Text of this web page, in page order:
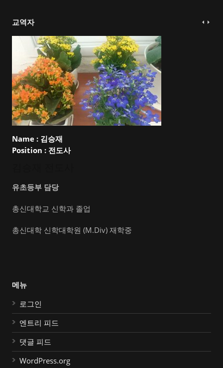
교역자
Name : 김승재
Position : 전도사
유초등부 담당
총신대학교 신학과 졸업
총신대학 신학대학원 (M.Div) 재학중
메뉴
로그인
엔트리 피드
댓글 피드
WordPress.org